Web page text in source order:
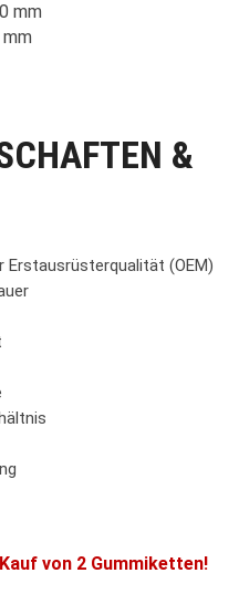
mm
&
(OEM)
von 2 Gummiketten!